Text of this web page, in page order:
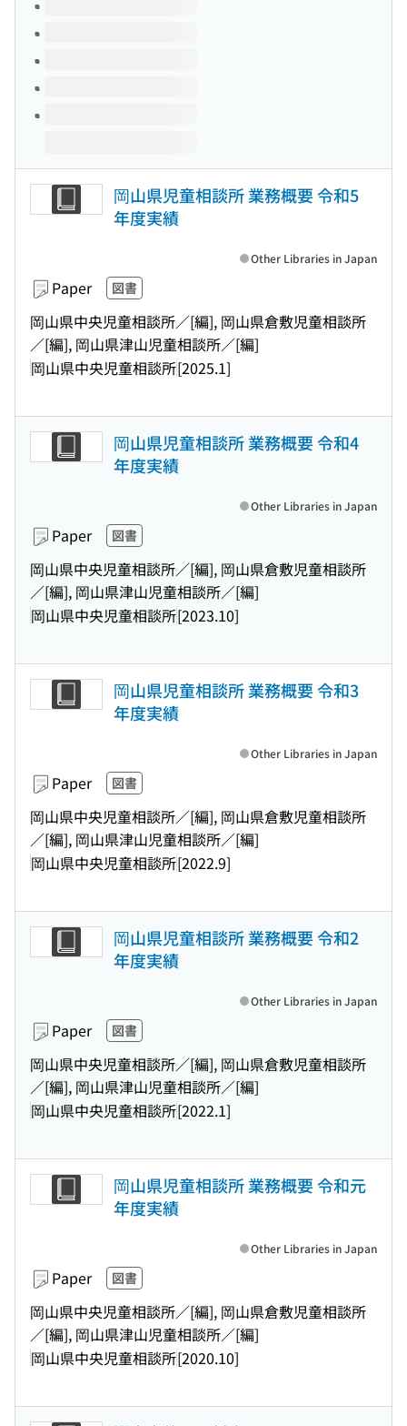
岡山県児童相談所 業務概要 令和5
年度実績
Paper 図書
岡山県中央児童相談所／[編], 岡山県倉敷児童相談所
／[編], 岡山県津山児童相談所／[編]
岡山県中央児童相談所[2025.1]
Other Libraries in Japan
岡山県児童相談所 業務概要 令和4
年度実績
Paper 図書
岡山県中央児童相談所／[編], 岡山県倉敷児童相談所
／[編], 岡山県津山児童相談所／[編]
岡山県中央児童相談所[2023.10]
Other Libraries in Japan
岡山県児童相談所 業務概要 令和3
年度実績
Paper 図書
岡山県中央児童相談所／[編], 岡山県倉敷児童相談所
／[編], 岡山県津山児童相談所／[編]
岡山県中央児童相談所[2022.9]
Other Libraries in Japan
岡山県児童相談所 業務概要 令和2
年度実績
Paper 図書
岡山県中央児童相談所／[編], 岡山県倉敷児童相談所
／[編], 岡山県津山児童相談所／[編]
岡山県中央児童相談所[2022.1]
Other Libraries in Japan
岡山県児童相談所 業務概要 令和元
年度実績
Paper 図書
岡山県中央児童相談所／[編], 岡山県倉敷児童相談所
／[編], 岡山県津山児童相談所／[編]
岡山県中央児童相談所[2020.10]
Other Libraries in Japan